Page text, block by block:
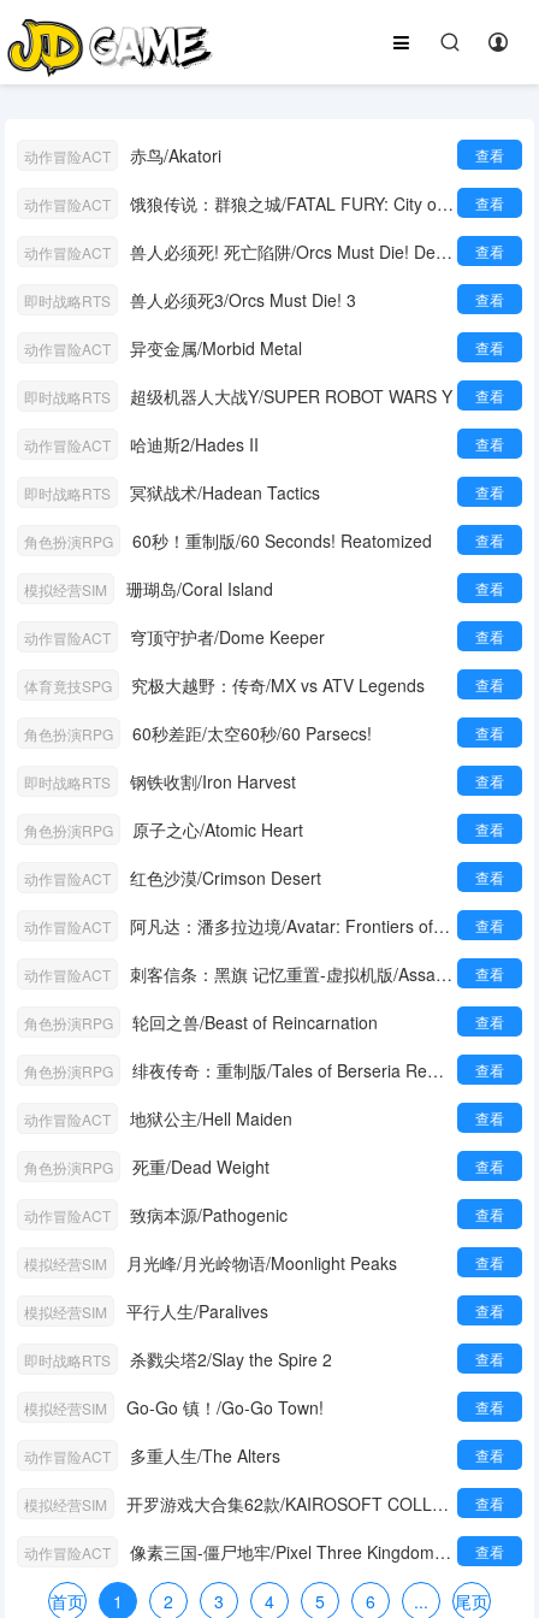
动作冒险ACT 赤鸟/Akatori 查看
动作冒险ACT 饿狼传说：群狼之城/FATAL FURY: City of the Wolves 查看
动作冒险ACT 兽人必须死! 死亡陷阱/Orcs Must Die! Deathtrap 查看
即时战略RTS 兽人必须死3/Orcs Must Die! 3 查看
动作冒险ACT 异变金属/Morbid Metal 查看
即时战略RTS 超级机器人大战Y/SUPER ROBOT WARS Y 查看
动作冒险ACT 哈迪斯2/Hades II 查看
即时战略RTS 冥狱战术/Hadean Tactics 查看
角色扮演RPG 60秒！重制版/60 Seconds! Reatomized 查看
模拟经营SIM 珊瑚岛/Coral Island 查看
动作冒险ACT 穹顶守护者/Dome Keeper 查看
体育竟技SPG 究极大越野：传奇/MX vs ATV Legends 查看
角色扮演RPG 60秒差距/太空60秒/60 Parsecs! 查看
即时战略RTS 钢铁收割/Iron Harvest 查看
角色扮演RPG 原子之心/Atomic Heart 查看
动作冒险ACT 红色沙漠/Crimson Desert 查看
动作冒险ACT 阿凡达：潘多拉边境/Avatar: Frontiers of Pandora 查看
动作冒险ACT 刺客信条：黑旗 记忆重置-虚拟机版/Assassin's Creed Black Flag Resynced HYPERVISOR 查看
角色扮演RPG 轮回之兽/Beast of Reincarnation 查看
角色扮演RPG 绯夜传奇：重制版/Tales of Berseria Remastered 查看
动作冒险ACT 地狱公主/Hell Maiden 查看
角色扮演RPG 死重/Dead Weight 查看
动作冒险ACT 致病本源/Pathogenic 查看
模拟经营SIM 月光峰/月光岭物语/Moonlight Peaks 查看
模拟经营SIM 平行人生/Paralives 查看
即时战略RTS 杀戮尖塔2/Slay the Spire 2 查看
模拟经营SIM Go-Go 镇！/Go-Go Town! 查看
动作冒险ACT 多重人生/The Alters 查看
模拟经营SIM 开罗游戏大合集62款/KAIROSOFT COLLECTION GAMES 查看
动作冒险ACT 像素三国-僵尸地牢/Pixel Three Kingdoms: Zombie Dungeon 查看
首页 1 2 3 4 5 6 ... 尾页